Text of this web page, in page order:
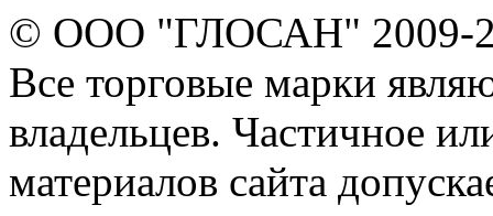
© ООО "ГЛОСАН" 2009-
Все торговые марки
владельцев. Частичное
материалов сайта